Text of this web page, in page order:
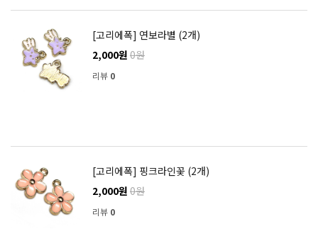
[고리에폭] 연보라별 (2개)
2,000원 0원
리뷰 0
[고리에폭] 핑크라인꽃 (2개)
2,000원 0원
리뷰 0